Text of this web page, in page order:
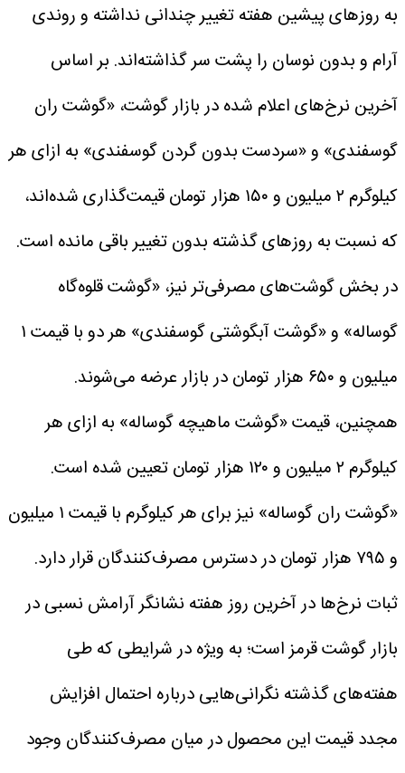
به روزهای پیشین هفته تغییر چندانی نداشته و روندی
آرام و بدون نوسان را پشت سر گذاشته‌اند. بر اساس
آخرین نرخ‌های اعلام شده در بازار گوشت، «گوشت ران
گوسفندی» و «سردست بدون گردن گوسفندی» به ازای هر
کیلوگرم ۲ میلیون و ۱۵۰ هزار تومان قیمت‌گذاری شده‌اند،
که نسبت به روزهای گذشته بدون تغییر باقی مانده است.
در بخش گوشت‌های مصرفی‌تر نیز، «گوشت قلوه‌گاه
گوساله» و «گوشت آبگوشتی گوسفندی» هر دو با قیمت ۱
میلیون و ۶۵۰ هزار تومان در بازار عرضه می‌شوند.
همچنین، قیمت «گوشت ماهیچه گوساله» به ازای هر
کیلوگرم ۲ میلیون و ۱۲۰ هزار تومان تعیین شده است.
«گوشت ران گوساله» نیز برای هر کیلوگرم با قیمت ۱ میلیون
و ۷۹۵ هزار تومان در دسترس مصرف‌کنندگان قرار دارد.
ثبات نرخ‌ها در آخرین روز هفته نشانگر آرامش نسبی در
بازار گوشت قرمز است؛ به‌ ویژه در شرایطی که طی
هفته‌های گذشته نگرانی‌هایی درباره احتمال افزایش
مجدد قیمت این محصول در میان مصرف‌کنندگان وجود